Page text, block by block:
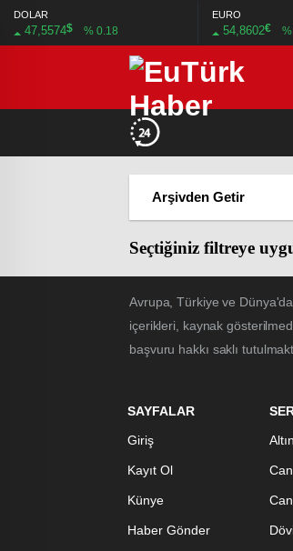
DOLAR
47,5574$ % 0.18
EURO
54,8602€
Seçtiğiniz filtreye
Avrupa, Türkiye ve
içerikleri, kaynak
başvuru hakkı saklı
SAYFALAR
Giriş
Kayıt Ol
Künye
Haber Gönder